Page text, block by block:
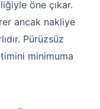
öne çıkar.
ancak nakliye
Pürüzsüz
minimuma